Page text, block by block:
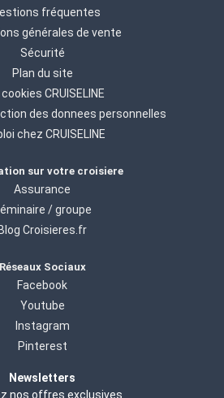
fréquentes
générales de vente
Sécurité
Plan du site
CRUISELINE
des donnees personnelles
chez CRUISELINE
sur votre croisiere
Assurance
/ groupe
Blog Croisieres.fr
Réseaux Sociaux
Facebook
Youtube
Instagram
Pinterest
Newsletters
nos offres exclusives